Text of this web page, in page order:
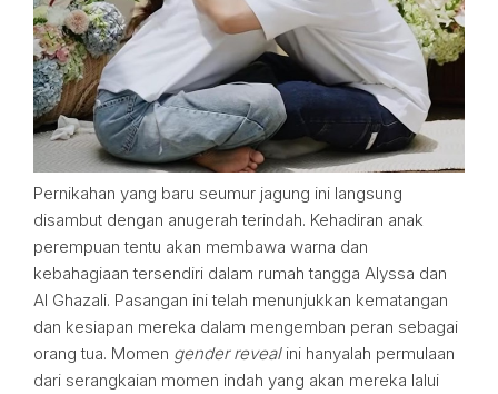
Pernikahan yang baru seumur jagung ini langsung
disambut dengan anugerah terindah. Kehadiran anak
perempuan tentu akan membawa warna dan
kebahagiaan tersendiri dalam rumah tangga Alyssa dan
Al Ghazali. Pasangan ini telah menunjukkan kematangan
dan kesiapan mereka dalam mengemban peran sebagai
orang tua. Momen gender revealini hanyalah permulaan
dari serangkaian momen indah yang akan mereka lalui